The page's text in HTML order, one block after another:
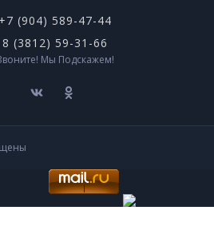
+7 (904) 589-47-44
8 (3812) 59-31-66
Мы Подскажем!